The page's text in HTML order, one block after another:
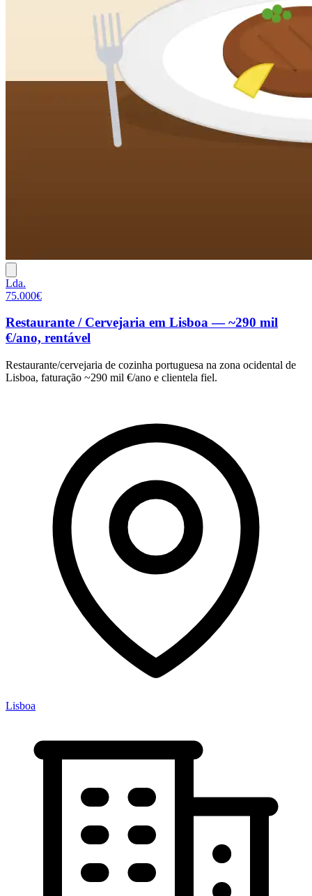
Lda.
75.000€
Restaurante / Cervejaria em Lisboa — ~290 mil
€/ano, rentável
Restaurante/cervejaria de cozinha portuguesa na zona ocidental de
Lisboa, faturação ~290 mil €/ano e clientela fiel.
Lisboa